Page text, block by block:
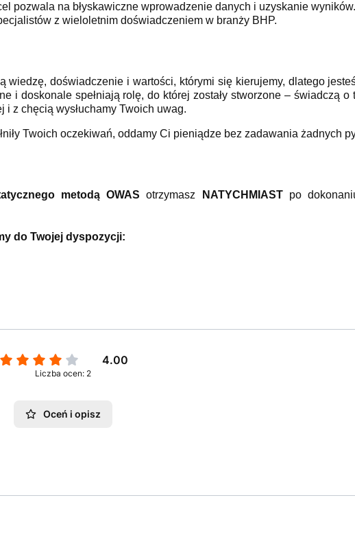
pozwala na błyskawiczne wprowadzenie danych i uzyskanie wyników.
z wieloletnim doświadczeniem w branży BHP.
wiedzę, doświadczenie i wartości, którymi się kierujemy, dlatego
i doskonale spełniają rolę, do której zostały stworzone – świadczą o
z chęcią wysłuchamy Twoich uwag.
Twoich oczekiwań, oddamy Ci pieniądze bez zadawania żadnych
metodą OWAS otrzymasz NATYCHMIASTpo
do Twojej dyspozycji:
4.00
Liczba ocen: 2
Oceń i opisz